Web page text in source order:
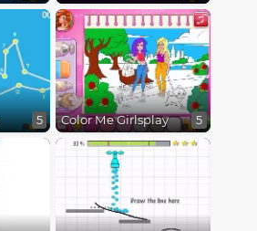
5 Color Me Girlsplay 5